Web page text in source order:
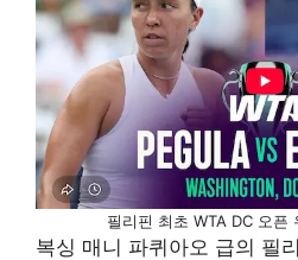
필리핀 최초 WTA DC 오픈
복싱 매니 파퀴아오 급의 필